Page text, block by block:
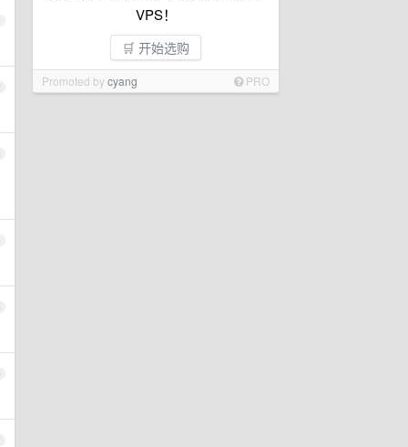
VPS！
🛒 开始选购
Promoted bycyang PRO